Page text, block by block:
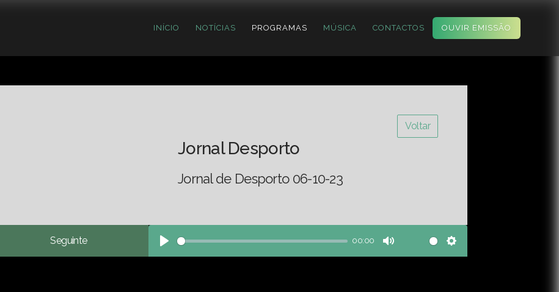
INÍCIO NOTÍCIAS PROGRAMAS MÚSICA CONTACTOS OUVIR EMISSÃO
Voltar
Jornal Desporto
Jornal de Desporto 06-10-23
Seguinte
Play
00:00
Mute Settings